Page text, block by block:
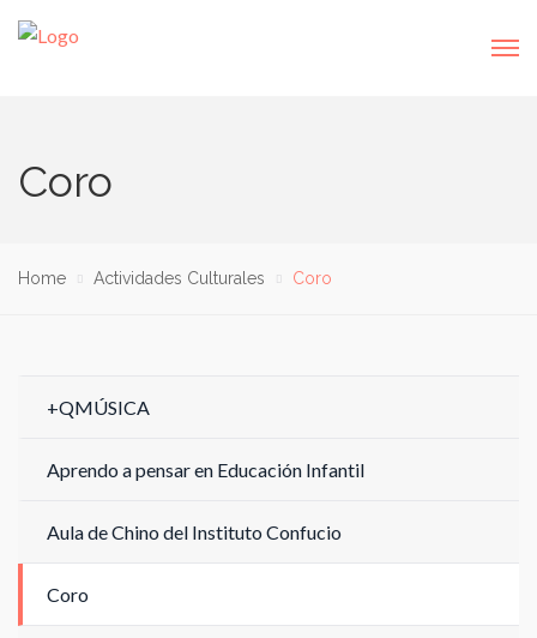
Coro
Home Actividades Culturales Coro
+QMÚSICA
Aprendo a pensar en Educación Infantil
Aula de Chino del Instituto Confucio
Coro